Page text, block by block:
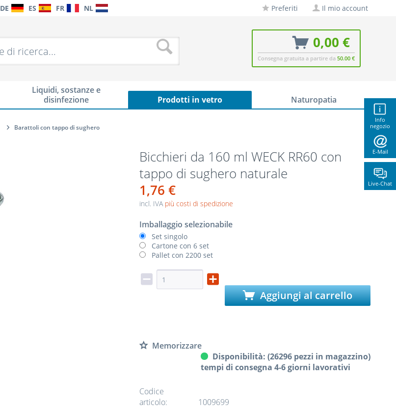
Info
negozio
E-Mail
Live-Chat
DE ES FR NL Preferiti Il mio account
0,00 €
Consegna gratuita a partire da 50.00 €
Liquidi, sostanze e
disinfezione
Prodotti in vetro Naturopatia
Barattoli con tappo di sughero
Bicchieri da 160 ml WECK RR60 con
tappo di sughero naturale
1,76 €
incl. IVA più costi di spedizione
Imballaggio selezionabile
Set singolo
Cartone con 6 set
Pallet con 2200 set
Aggiungi al carrello
Memorizzare
Disponibilità: (26296 pezzi in magazzino)
tempi di consegna 4-6 giorni lavorativi
Codice
articolo:
1009699